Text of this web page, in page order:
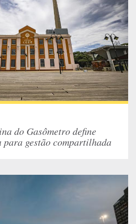
do Gasômetro define
para gestão compartilhada